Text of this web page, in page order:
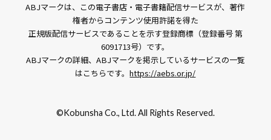
ABJマークは、この電子書店・電子書籍配信サービスが、著作
権者からコンテンツ使用許諾を得た
正規版配信サービスであることを示す登録商標（登録番号 第
6091713号）です。
ABJマークの詳細、ABJマークを掲示しているサービスの一覧
はこちらです。https://aebs.or.jp/
©Kobunsha Co., Ltd. All Rights Reserved.